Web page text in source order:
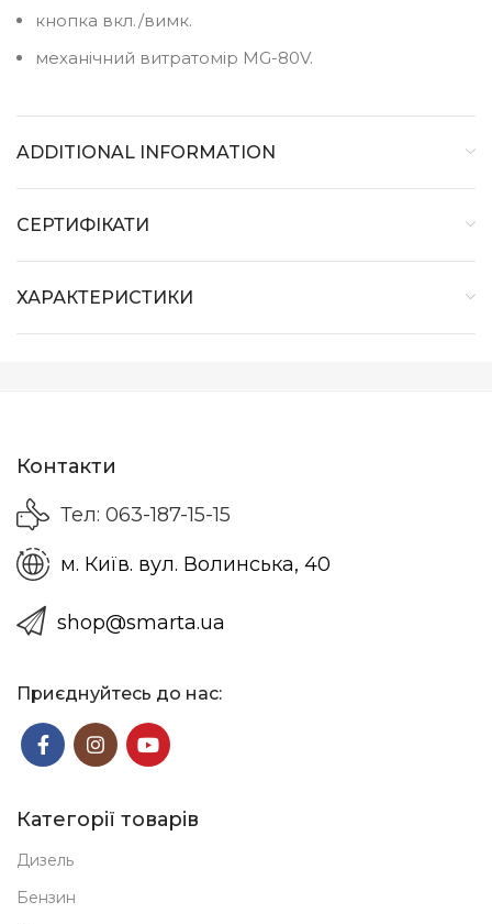
кнопка вкл./вимк.
механічний витратомір MG-80V.
ADDITIONAL INFORMATION
СЕРТИФІКАТИ
ХАРАКТЕРИСТИКИ
Контакти
Тел: 063-187-15-15
м. Київ. вул. Волинська, 40
shop@smarta.ua
Приєднуйтесь до нас:
Категорії товарів
Дизель
Бензин